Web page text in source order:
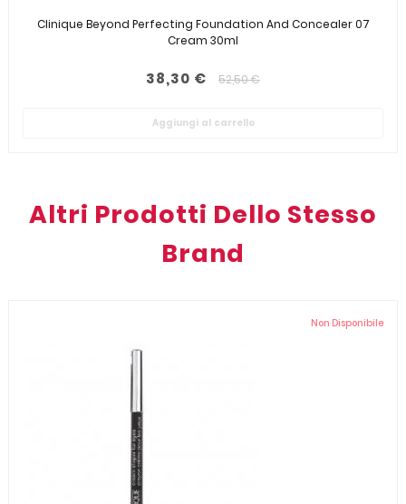
Clinique Beyond Perfecting Foundation And Concealer 07
Cream 30ml
38,30 € 52,50 €
Aggiungi al carrello
Altri Prodotti Dello Stesso
Brand
Non Disponibile